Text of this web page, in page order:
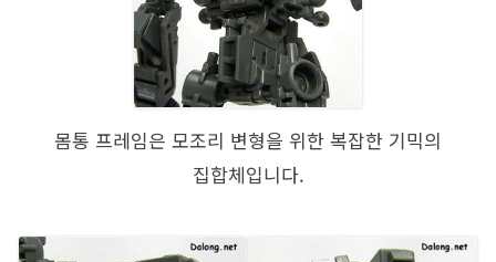
몸통 프레임은 모조리 변형을 위한 복잡한 기믹의
집합체입니다.